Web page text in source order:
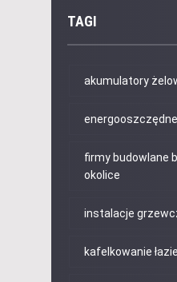
TAGI
akumulatory
firmy budowlane
okolice
instalacje
kafelkowanie